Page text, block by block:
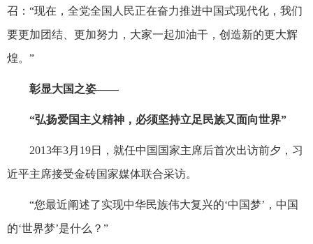
召：“现在，全党全国人民正在奋力推进中国式现代化，我们
要更加团结、更加努力，大家一起加油干，创造新的更大辉
煌。”
彰显大国之姿——
“弘扬爱国主义精神，必须坚持立足民族又面向世界”
2013年3月19日，就任中国国家主席后首次出访前夕，习
近平主席接受金砖国家媒体联合采访。
“您最近阐述了实现中华民族伟大复兴的‘中国梦’，中国
的‘世界梦’是什么？”